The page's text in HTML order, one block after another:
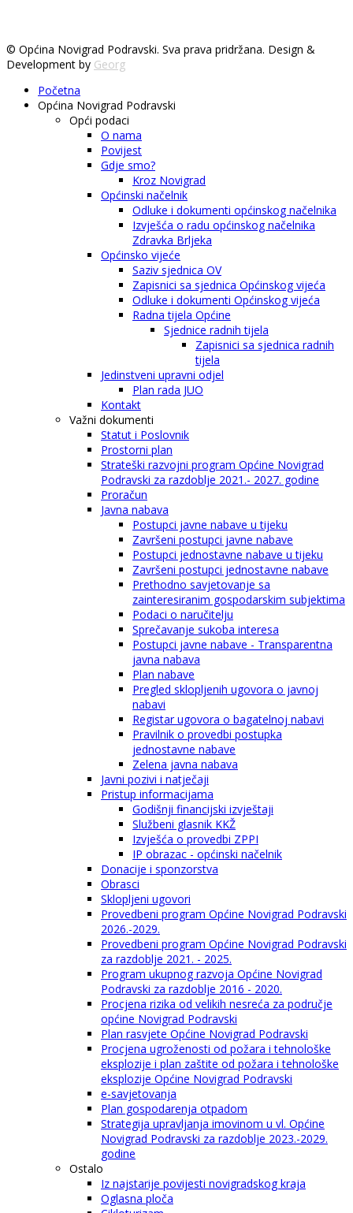
© Općina Novigrad Podravski. Sva prava pridržana. Design &
Development by Georg
Početna
Općina Novigrad Podravski
Opći podaci
O nama
Povijest
Gdje smo?
Kroz Novigrad
Općinski načelnik
Odluke i dokumenti općinskog načelnika
Izvješća o radu općinskog načelnika
Zdravka Brljeka
Općinsko vijeće
Saziv sjednica OV
Zapisnici sa sjednica Općinskog vijeća
Odluke i dokumenti Općinskog vijeća
Radna tijela Općine
Sjednice radnih tijela
Zapisnici sa sjednica radnih
tijela
Jedinstveni upravni odjel
Plan rada JUO
Kontakt
Važni dokumenti
Statut i Poslovnik
Prostorni plan
Strateški razvojni program Općine Novigrad
Podravski za razdoblje 2021.- 2027. godine
Proračun
Javna nabava
Postupci javne nabave u tijeku
Završeni postupci javne nabave
Postupci jednostavne nabave u tijeku
Završeni postupci jednostavne nabave
Prethodno savjetovanje sa
zainteresiranim gospodarskim subjektima
Podaci o naručitelju
Sprečavanje sukoba interesa
Postupci javne nabave - Transparentna
javna nabava
Plan nabave
Pregled sklopljenih ugovora o javnoj
nabavi
Registar ugovora o bagatelnoj nabavi
Pravilnik o provedbi postupka
jednostavne nabave
Zelena javna nabava
Javni pozivi i natječaji
Pristup informacijama
Godišnji financijski izvještaji
Službeni glasnik KKŽ
Izvješća o provedbi ZPPI
IP obrazac - općinski načelnik
Donacije i sponzorstva
Obrasci
Sklopljeni ugovori
Provedbeni program Općine Novigrad Podravski
2026.-2029.
Provedbeni program Općine Novigrad Podravski
za razdoblje 2021. - 2025.
Program ukupnog razvoja Općine Novigrad
Podravski za razdoblje 2016 - 2020.
Procjena rizika od velikih nesreća za područje
općine Novigrad Podravski
Plan rasvjete Općine Novigrad Podravski
Procjena ugroženosti od požara i tehnološke
eksplozije i plan zaštite od požara i tehnološke
eksplozije Općine Novigrad Podravski
e-savjetovanja
Plan gospodarenja otpadom
Strategija upravljanja imovinom u vl. Općine
Novigrad Podravski za razdoblje 2023.-2029.
godine
Ostalo
Iz najstarije povijesti novigradskog kraja
Oglasna ploča